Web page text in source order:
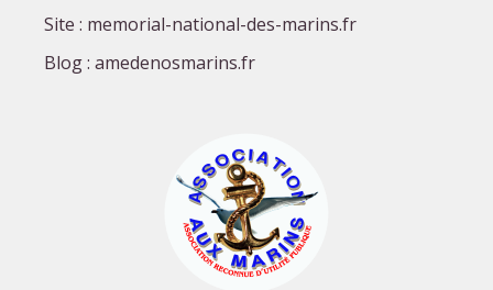
Site : memorial-national-des-marins.fr
Blog : amedenosmarins.fr